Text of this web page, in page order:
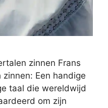
zinnen Frans
Een handige
taal die wereldwijd
om zijn